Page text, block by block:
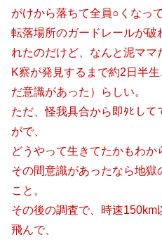
がけから落ちて全員○くなって
転落場所のガードレールが
れたのだけど、なんと泥ママ
K察が発見するまで約2日半
だ意識があった）らしい。
ただ、怪我具合から即ﾀﾋし
がで、
どうやって生きてたかもわか
その間意識があったなら地獄
こと。
その後の調査で、時速
飛んで、